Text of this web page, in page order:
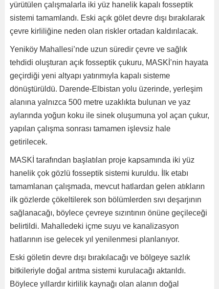
yürütülen çalışmalarla iki yüz hanelik kapalı fosseptik
sistemi tamamlandı. Eski açık gölet devre dışı bırakılarak
çevre kirliliğine neden olan riskler ortadan kaldırılacak.
Yeniköy Mahallesi’nde uzun süredir çevre ve sağlık
tehdidi oluşturan açık fosseptik çukuru, MASKİ’nin hayata
geçirdiği yeni altyapı yatırımıyla kapalı sisteme
dönüştürüldü. Darende-Elbistan yolu üzerinde, yerleşim
alanına yalnızca 500 metre uzaklıkta bulunan ve yaz
aylarında yoğun koku ile sinek oluşumuna yol açan çukur,
yapılan çalışma sonrası tamamen işlevsiz hale
getirilecek.
MASKİ tarafından başlatılan proje kapsamında iki yüz
hanelik çok gözlü fosseptik sistemi kuruldu. İlk etabı
tamamlanan çalışmada, mevcut hatlardan gelen atıkların
ilk gözlerde çökeltilerek son bölümlerden sıvı deşarjının
sağlanacağı, böylece çevreye sızıntının önüne geçileceği
belirtildi. Mahalledeki içme suyu ve kanalizasyon
hatlarının ise gelecek yıl yenilenmesi planlanıyor.
Eski göletin devre dışı bırakılacağı ve bölgeye sazlık
bitkileriyle doğal arıtma sistemi kurulacağı aktarıldı.
Böylece yıllardır kirlilik kaynağı olan alanın doğal